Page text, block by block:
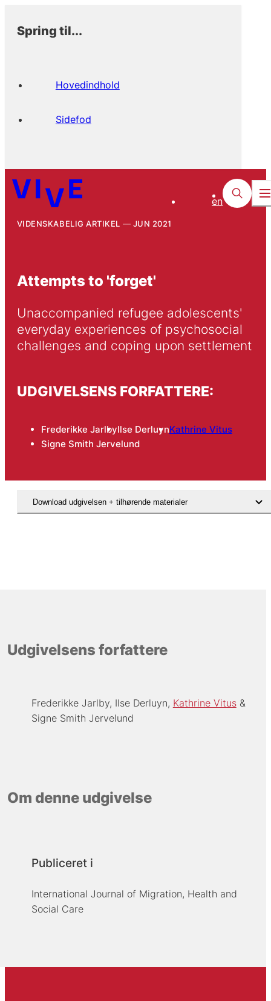
Spring til...
Hovedindhold
Sidefod
en
VIDENSKABELIG ARTIKEL JUN 2021
Attempts to 'forget'
Unaccompanied refugee adolescents'
everyday experiences of psychosocial
challenges and coping upon settlement
UDGIVELSENS FORFATTERE:
Frederikke JarlbyIlse DerluynKathrine Vitus
Signe Smith Jervelund
Download udgivelsen + tilhørende materialer
Udgivelsens forfattere
Frederikke Jarlby Ilse Derluyn Kathrine Vitus
Signe Smith Jervelund
Om denne udgivelse
Publiceret i
International Journal of Migration, Health and
Social Care